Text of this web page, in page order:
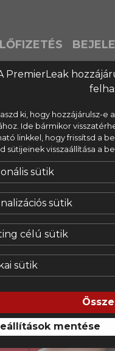
PremierLeak
ki, hogy hozzájárulsz-e
Ide bármikor
linkkel, hogy frissítsd a
sütijeinek visszaállítása a
sütik
sütik
célú sütik
sütik
mentése